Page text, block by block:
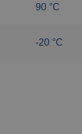
90 °C
-20 °C